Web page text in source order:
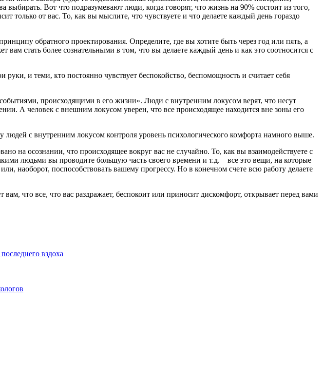
Вот что подразумевают люди, когда говорят, что жизнь на 90% состоит из того,
только от вас. То, как вы мыслите, что чувствуете и что делаете каждый день гораздо
обратного проектирования. Определите, где вы хотите быть через год или пять, а
стать более сознательными в том, что вы делаете каждый день и как это соотносится с
и теми, кто постоянно чувствует беспокойство, беспомощность и считает себя
происходящими в его жизни». Люди с внутренним локусом верят, что несут
А человек с внешним локусом уверен, что все происходящее находится вне зоны его
с внутренним локусом контроля уровень психологического комфорта намного выше.
на осознании, что происходящее вокруг вас не случайно. То, как вы взаимодействуете с
людьми вы проводите большую часть своего времени и т.д. – все это вещи, на которые
наоборот, поспособствовать вашему прогрессу. Но в конечном счете всю работу делаете
что все, что вас раздражает, беспокоит или приносит дискомфорт, открывает перед вами
вздоха